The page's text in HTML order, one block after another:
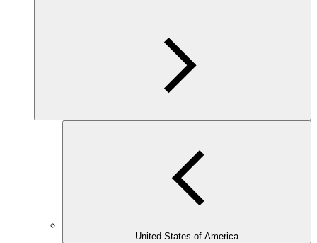
United States of America